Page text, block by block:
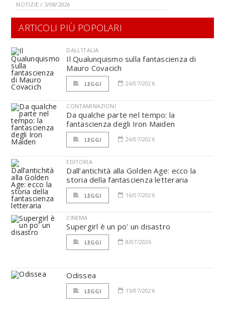
NOTIZIE / 3/08/2026
ARTICOLI PIÙ POPOLARI
DALL'ITALIA
Il Qualunquismo sulla fantascienza di
Mauro Covacich
LEGGI 26/07/2026
CONTAMINAZIONI
Da qualche parte nel tempo: la
fantascienza degli Iron Maiden
LEGGI 26/07/2026
EDITORIA
Dall’antichità alla Golden Age: ecco la
storia della fantascienza letteraria
LEGGI 16/07/2026
CINEMA
Supergirl è un po' un disastro
LEGGI 8/07/2026
Odissea
LEGGI 15/07/2026